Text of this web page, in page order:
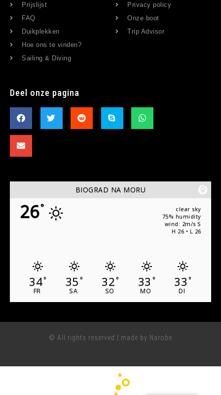
Prijslijst
FAQ
Duikplekken
Hoe ons te vinden?
Sailing & Diving
Privacy policy
Onze boot
Trip Advisor
Deel onze pagina
BIOGRAD NA MORU
26°
clear sky
75% humidity
wind: 2m/s S
H 26 • L 26
34°
FR
35 °
SA
32°
SO
33 °
MO
33 °
DI
© All rights reserved | made by Narobe